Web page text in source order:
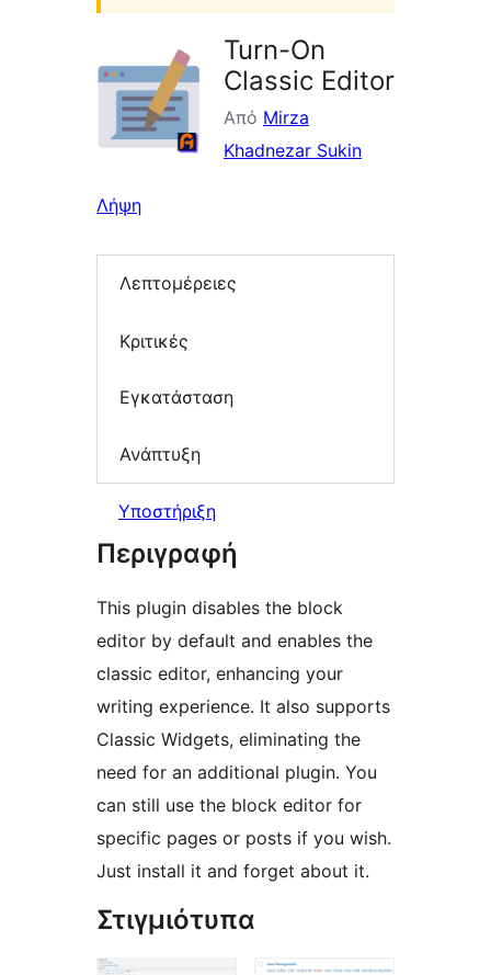
Turn-On
Classic Editor
Από Mirza
Khadnezar Sukin
Λήψη
Λεπτομέρειες
Κριτικές
Εγκατάσταση
Ανάπτυξη
Υποστήριξη
Περιγραφή
This plugin disables the block
editor by default and enables the
classic editor, enhancing your
writing experience. It also supports
Classic Widgets, eliminating the
need for an additional plugin. You
can still use the block editor for
specific pages or posts if you wish.
Just install it and forget about it.
Στιγμιότυπα